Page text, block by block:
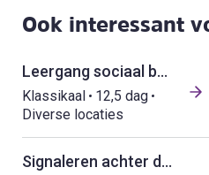
Ook interessant
Leergang sociaal beheer/Woonconsulent
Klassikaal
12,5 dag
Diverse locaties
Signaleren achter de voordeur